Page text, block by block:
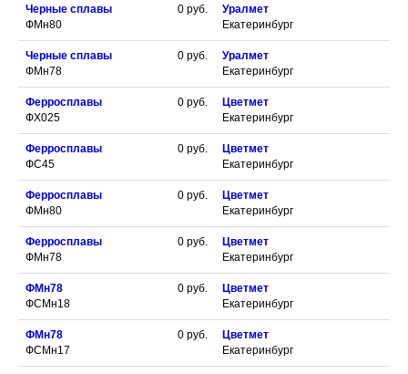
Черные сплавы
ФМн80
0 руб.
Уралмет
Екатеринбург
Черные сплавы
ФМн78
0 руб.
Уралмет
Екатеринбург
Ферросплавы
ФХ025
0 руб.
Цветмет
Екатеринбург
Ферросплавы
ФС45
0 руб.
Цветмет
Екатеринбург
Ферросплавы
ФМн80
0 руб.
Цветмет
Екатеринбург
Ферросплавы
ФМн78
0 руб.
Цветмет
Екатеринбург
ФМн78
ФСМн18
0 руб.
Цветмет
Екатеринбург
ФМн78
ФСМн17
0 руб.
Цветмет
Екатеринбург